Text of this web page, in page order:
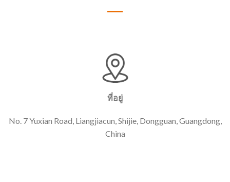
ที่อยู่
No. 7 Yuxian Road, Liangjiacun, Shijie, Dongguan, Guangdong,
China